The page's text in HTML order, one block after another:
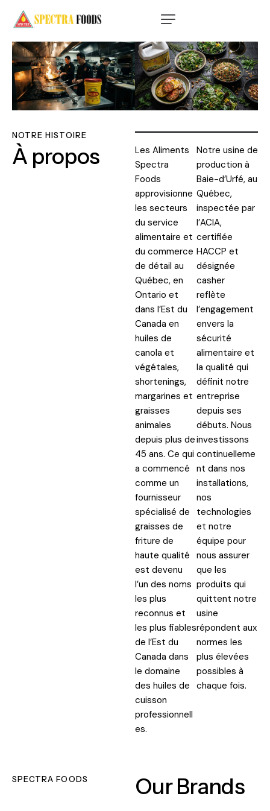
NOTRE HISTOIRE
À propos
Les Aliments
Spectra
Foods
approvisionne
les secteurs
du service
alimentaire et
du commerce
de détail au
Québec, en
Ontario et
dans l’Est du
Canada en
huiles de
canola et
végétales,
shortenings,
margarines et
graisses
animales
depuis plus de
45 ans. Ce qui
a commencé
comme un
fournisseur
spécialisé de
graisses de
friture de
haute qualité
est devenu
l’un des noms
les plus
reconnus et
les plus fiables
de l’Est du
Canada dans
le domaine
des huiles de
cuisson
professionnell
es.
Notre usine de
production à
Baie-d’Urfé, au
Québec,
inspectée par
l’ACIA,
certifiée
HACCP et
désignée
casher
reflète
l’engagement
envers la
sécurité
alimentaire et
la qualité qui
définit notre
entreprise
depuis ses
débuts. Nous
investissons
continuelleme
nt dans nos
installations,
nos
technologies
et notre
équipe pour
nous assurer
que les
produits qui
quittent notre
usine
répondent aux
normes les
plus élevées
possibles à
chaque fois.
SPECTRA FOODS Our Brands